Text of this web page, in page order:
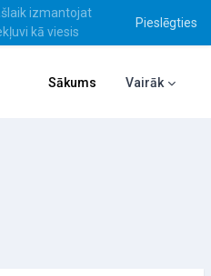
ievadi
izmantojat
kā viesis
Pieslēgties
Sākums Vairāk